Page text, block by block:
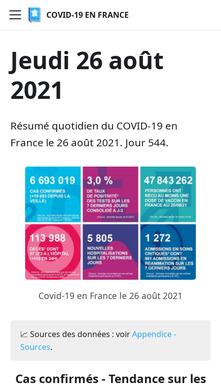
COVID-19 EN FRANCE
Jeudi 26 août
2021
Résumé quotidien du COVID-19 en
France le 26 août 2021. Jour 544.
Covid-19 en France le 26 août 2021
📈 Sources des données : voirAppendice -
Sources.
Cas confirmés - Tendance sur les